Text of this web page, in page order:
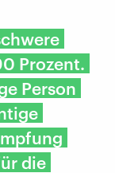
Prozent.
Person
die